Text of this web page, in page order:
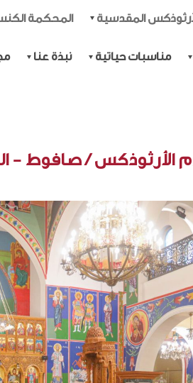
المقدسية المحكمة
مناسبات حياتية نبذة عنا
/ صافوط -